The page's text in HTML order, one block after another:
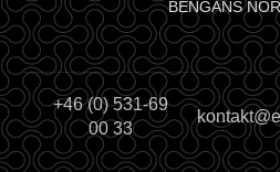
BENGANS
+46 (0) 531-69
00 33